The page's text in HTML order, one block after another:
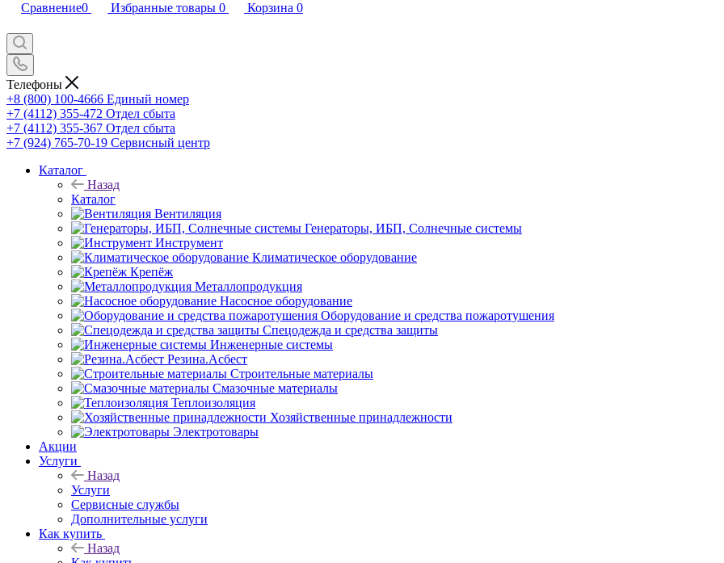
Сравнение0 Избранные товары 0 Корзина 0
Телефоны
+8 (800) 100-4666 Единый номер
+7 (4112) 355-472 Отдел сбыта
+7 (4112) 355-367 Отдел сбыта
+7 (924) 765-70-19 Сервисный центр
Каталог
Назад
Каталог
Вентиляция
Генераторы, ИБП, Солнечные системы
Инструмент
Климатическое оборудование
Крепёж
Металлопродукция
Насосное оборудование
Оборудование и средства пожаротушения
Спецодежда и средства защиты
Инженерные системы
Резина.Асбест
Строительные материалы
Смазочные материалы
Теплоизоляция
Хозяйственные принадлежности
Электротовары
Акции
Услуги
Назад
Услуги
Сервисные службы
Дополнительные услуги
Как купить
Назад